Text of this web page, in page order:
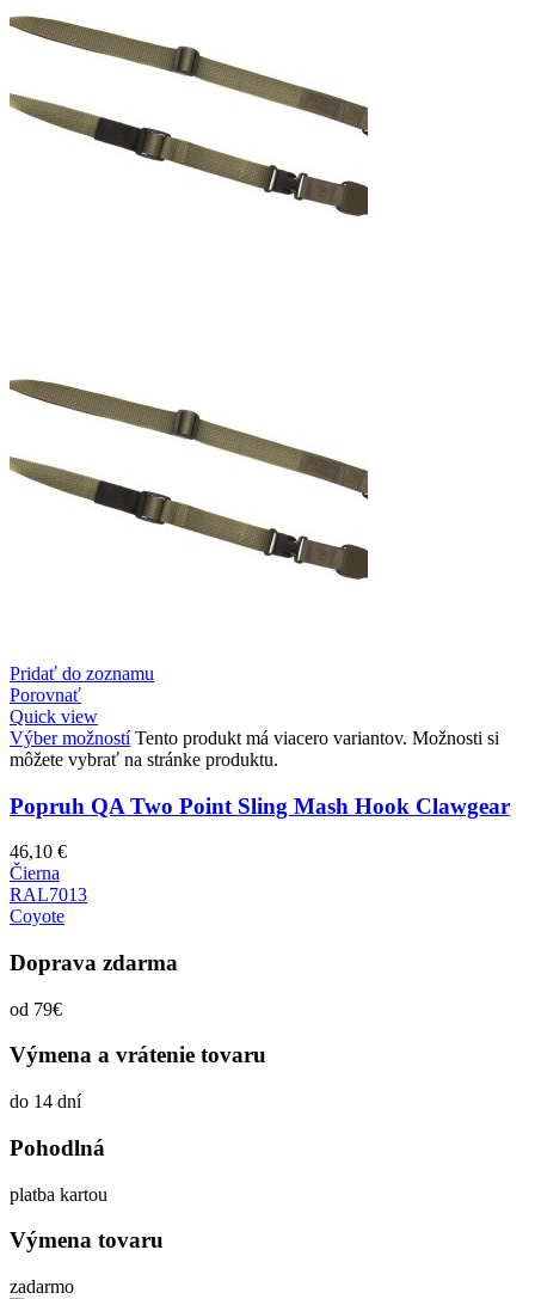
Pridať do zoznamu
Porovnať
Quick view
Výber možností Tento produkt má viacero variantov. Možnosti si
môžete vybrať na stránke produktu.
Popruh QA Two Point Sling Mash Hook Clawgear
46,10 €
Čierna
RAL7013
Coyote
Doprava zdarma
od 79€
Výmena a vrátenie tovaru
do 14 dní
Pohodlná
platba kartou
Výmena tovaru
zadarmo